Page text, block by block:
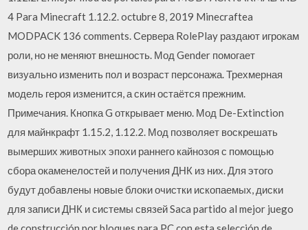
4 Para Minecraft 1.12.2. octubre 8, 2019 Minecraftea
MODPACK 136 comments. Сервера RolePlay раздают игрокам
роли, но не меняют внешность. Мод Gender помогает
визуально изменить пол и возраст персонажа. Трехмерная
модель героя изменится, а скин остаётся прежним.
Примечания. Кнопка G открывает меню. Мод De-Extinction
для майнкрафт 1.15.2, 1.12.2. Мод позволяет воскрешать
вымерших животных эпохи раннего кайнозоя с помощью
сбора окаменелостей и получения ДНК из них. Для этого
будут добавлены новые блоки очистки ископаемых, диски
для записи ДНК и системы связей Saca partido al mejor juego